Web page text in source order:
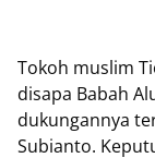
Tokoh muslim
disapa Babah
dukungannya
Subianto.